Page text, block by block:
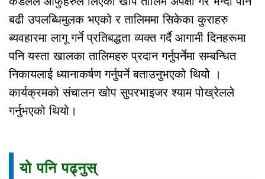
बढी उपलब्धिमुलक भएको र तालिममा सिकेका कुराहरु
ब्यवहारमा लागू गर्ने प्रतिबद्धता व्यक्त गर्दै आगामी दिनहरूमा
पनि यस्ता खालका तालिमहरु प्रदान गर्नुपर्नेमा सम्बन्धित
निकायलाई ध्यानाकर्षण गर्नुपर्ने बताउनुभएको थियोे ।
कार्यक्रमको संचालन खोप सुपरभाइजर श्याम पोख्रेलले
गर्नुभएको थियो।
यो पनि पढ्नुस्